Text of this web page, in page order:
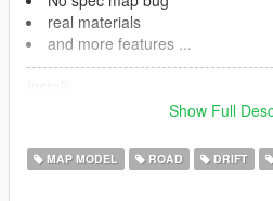
real materials
and more features ...
Have fun ^_^
Show Full
MAP MODEL ROAD DRIFT